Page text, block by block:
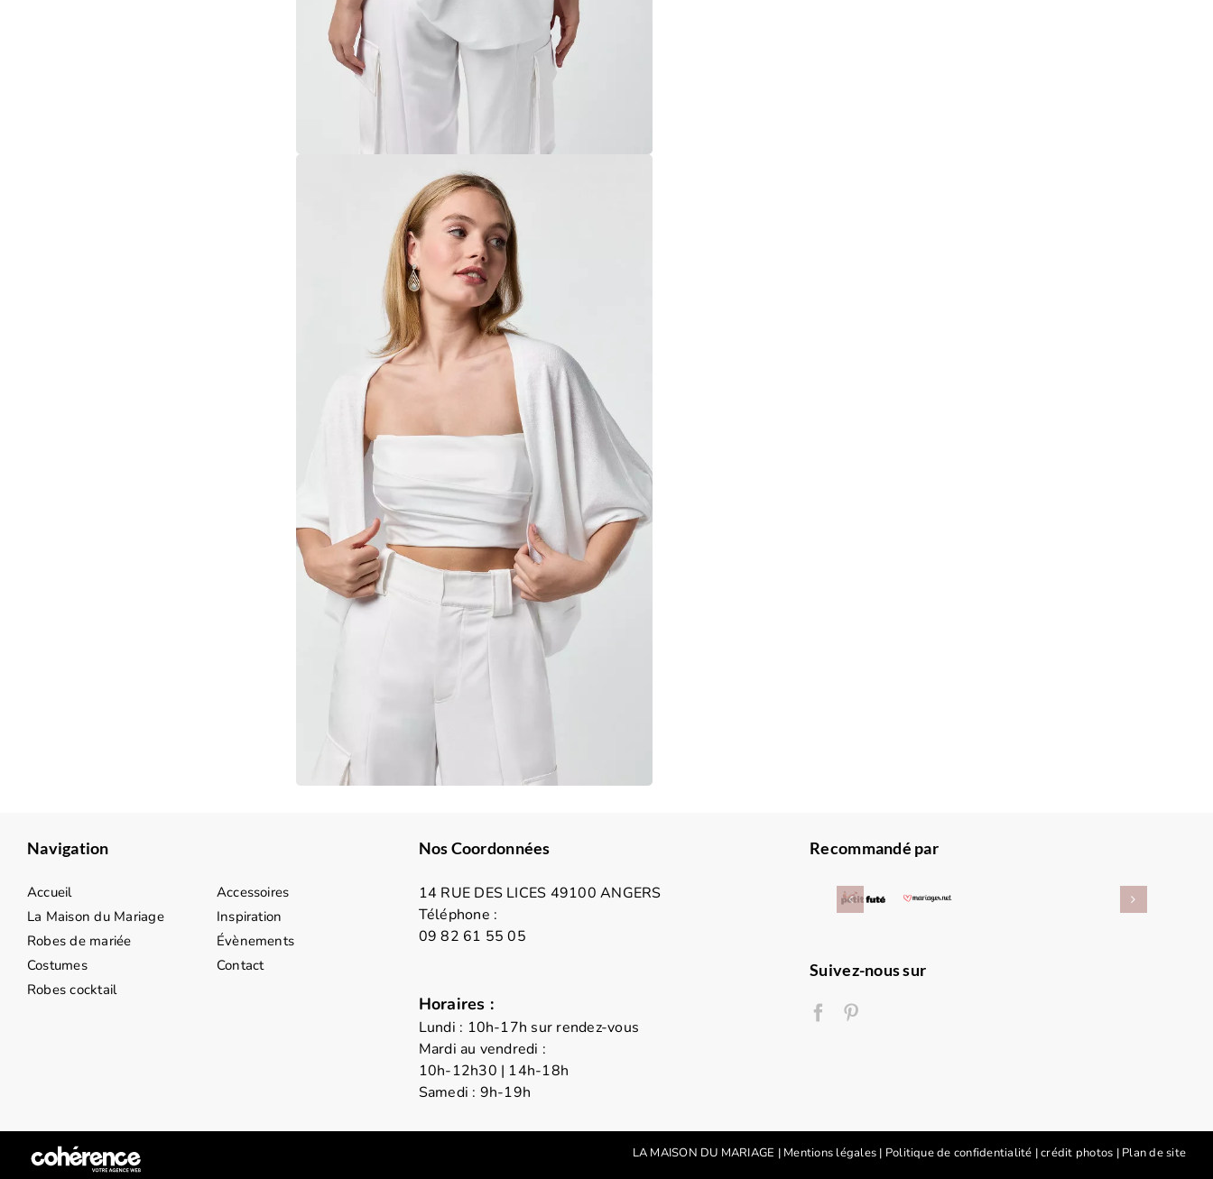
Navigation
Accueil
La Maison du Mariage
Robes de mariée
Costumes
Robes cocktail
Accessoires
Inspiration
Évènements
Contact
Nos Coordonnées
14 RUE DES LICES 49100 ANGERS
Téléphone :
09 82 61 55 05
Horaires :
Lundi : 10h-17h sur rendez-vous
Mardi au vendredi :
10h-12h30 | 14h-18h
Samedi : 9h-19h
Recommandé par
Suivez-nous sur
LA MAISON DU MARIAGE | Mentions légales | Politique de confidentialité |crédit photos | Plan de site